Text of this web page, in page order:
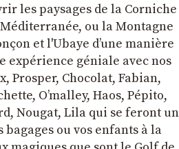
les paysages de la Corniche
Méditerranée, ou la Montagne
et l'Ubaye dʼune manière
expérience géniale avec nos
Prosper, Chocolat, Fabian,
Oʼmalley, Haos, Pépito,
Nougat, Lila qui se feront un
ou vos enfants à la